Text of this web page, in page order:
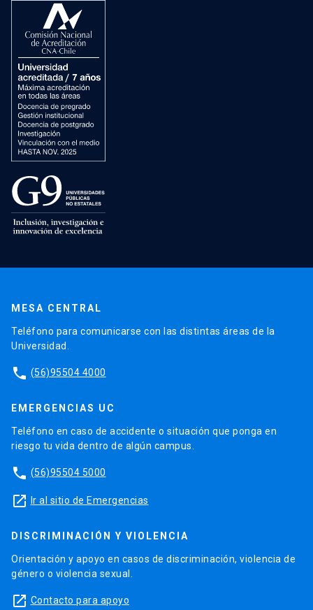
MESA CENTRAL
Teléfono para comunicarse con las distintas áreas de la
Universidad.
phone (56)95504 4000
EMERGENCIAS UC
Teléfono en caso de accidente o situación que ponga en
riesgo tu vida dentro de algún campus.
phone (56)95504 5000
launch Ir al sitio de Emergencias
DISCRIMINACIÓN Y VIOLENCIA
Orientación y apoyo en casos de discriminación, violencia de
género o violencia sexual.
launch Contacto para apoyo